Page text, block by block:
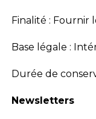
Finalité : Fournir
Base légale :
Durée de
Newsletters